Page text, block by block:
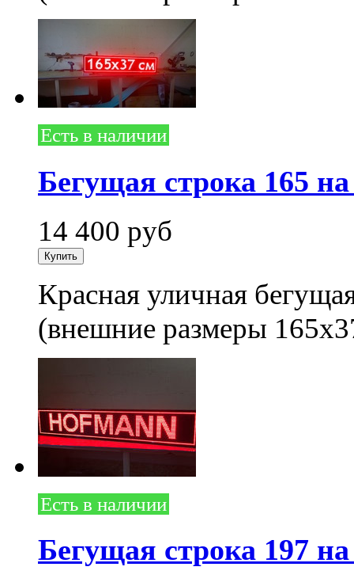
Есть в наличии
Бегущая строка 165
14 400 руб
Красная уличная
(внешние размеры
Есть в наличии
Бегущая строка 197